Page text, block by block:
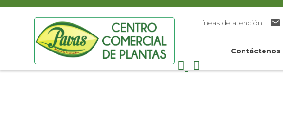
Líneas de atención:
Contáctenos